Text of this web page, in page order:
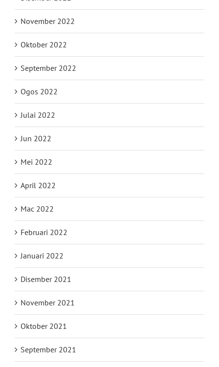
November 2022
Oktober 2022
September 2022
Ogos 2022
Julai 2022
Jun 2022
Mei 2022
April 2022
Mac 2022
Februari 2022
Januari 2022
Disember 2021
November 2021
Oktober 2021
September 2021